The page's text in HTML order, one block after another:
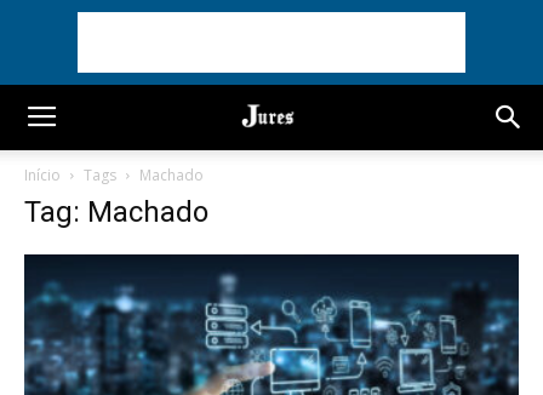
Início Tags Machado
Tag: Machado